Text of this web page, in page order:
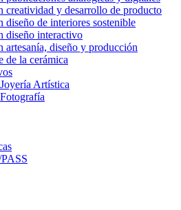
creatividad y desarrollo de producto
diseño de interiores sostenible
diseño interactivo
artesanía, diseño y producción
de la cerámica
Artística